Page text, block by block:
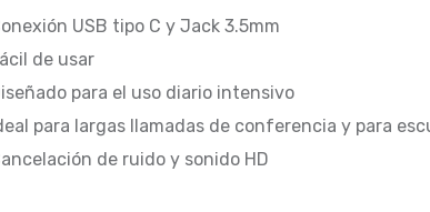
USB tipo C y Jack 3.5mm
de usar
para el uso diario intensivo
para largas llamadas de conferencia y para
de ruido y sonido HD